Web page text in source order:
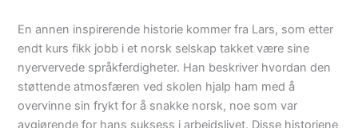
En annen inspirerende historie kommer fra Lars, som etter
endt kurs fikk jobb i et norsk selskap takket være sine
nyervervede språkferdigheter. Han beskriver hvordan den
støttende atmosfæren ved skolen hjalp ham med å
overvinne sin frykt for å snakke norsk, noe som var
avgjørende for hans suksess i arbeidslivet. Disse historiene